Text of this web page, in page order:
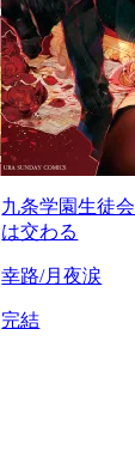
九条学園生徒会
は交わる
幸路/月夜涙
完結